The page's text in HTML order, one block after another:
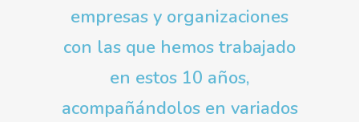
empresas y organizaciones
con las que hemos trabajado
en estos 10 años,
acompañándolos en variados